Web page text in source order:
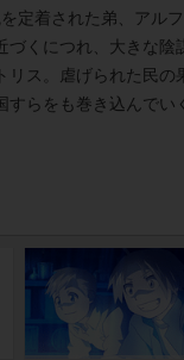
定着された弟、アル
くにつれ、大きな
ス。虐げられた民
らをも巻き込んで